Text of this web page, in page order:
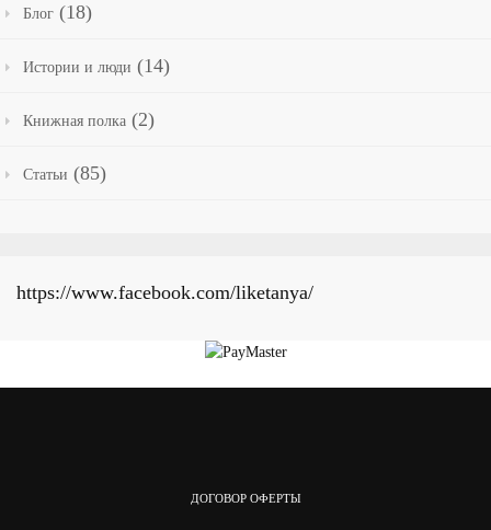
Блог (18)
Истории и люди (14)
Книжная полка (2)
Статьи (85)
https://www.facebook.com/liketanya/
ДОГОВОР ОФЕРТЫ